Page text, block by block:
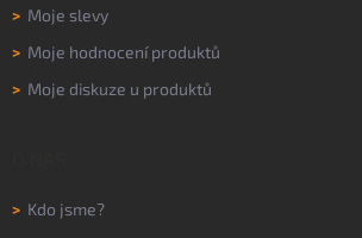
> Moje slevy
> Moje hodnocení produktů
> Moje diskuze u produktů
> Kdo jsme?